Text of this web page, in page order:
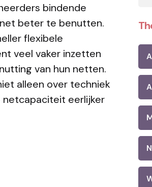
bindende
beter te benutten.
flexibele
veel vaker inzetten
van hun netten.
alleen over techniek
netcapaciteit eerlijker